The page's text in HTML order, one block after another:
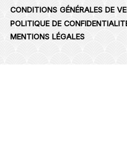
CONDITIONS GÉNÉRALES DE
POLITIQUE DE
MENTIONS LÉGALES